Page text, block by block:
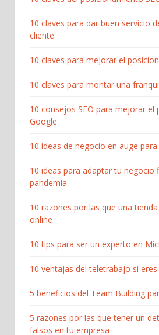
10 claves para dar buen servicio
cliente
10 claves para mejorar el
10 claves para montar una
10 consejos SEO para mejorar el
Google
10 ideas de negocio en auge
10 ideas para adaptar tu negocio
pandemia
10 razones por las que una
online
10 tips para ser un experto en
10 ventajas del teletrabajo si eres
5 beneficios del Team Building
5 razones por las que tener un
falsos en tu empresa